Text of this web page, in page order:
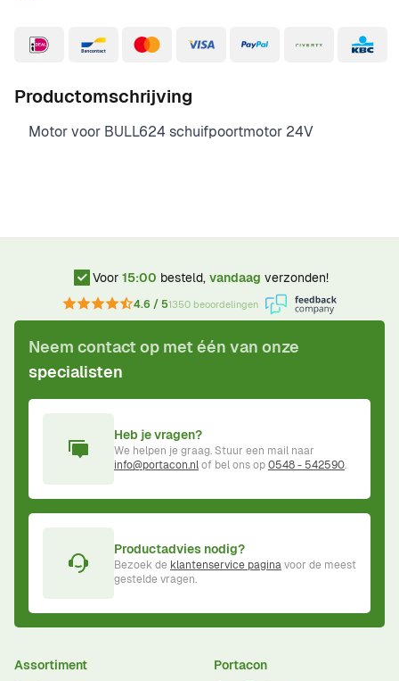
Productomschrijving
Motor voor BULL624 schuifpoortmotor 24V
Voor 15:00 besteld, vandaag verzonden!
4.6 / 51350 beoordelingen
Neem contact op met één van onze
specialisten
Heb je vragen?
We helpen je graag. Stuur een mail naar
info@portacon.nlof bel ons op0548 - 542590.
Productadvies nodig?
Bezoek de klantenservice paginavoor de meest
gestelde vragen.
Assortiment
Portacon